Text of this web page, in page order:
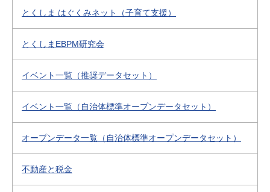
とくしま はぐくみネット（子育て支援）
とくしまEBPM研究会
イベント一覧（推奨データセット）
イベント一覧（自治体標準オープンデータセット）
オープンデータ一覧（自治体標準オープンデータセット）
不動産と税金